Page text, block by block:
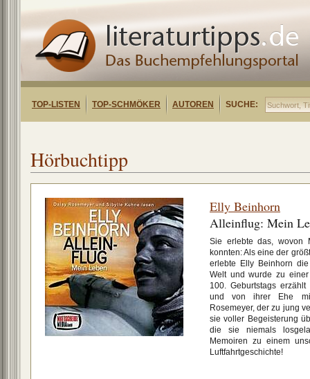
TOP-LISTEN TOP-SCHMÖKER AUTOREN SUCHE:
Hörbuchtipp
Elly Beinhorn
Alleinflug: Mein
Sie erlebte das, wovon
konnten: Als eine der
erlebte Elly Beinhorn
Welt und wurde zu
100. Geburtstags
und von ihrer Ehe
Rosemeyer, der zu jung
sie voller Begeisterung
die sie niemals
Memoiren zu einem
Luftfahrtgeschichte!